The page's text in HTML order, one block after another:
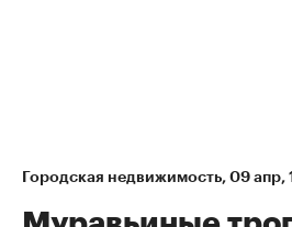
Городская недвижимость 09 апр,